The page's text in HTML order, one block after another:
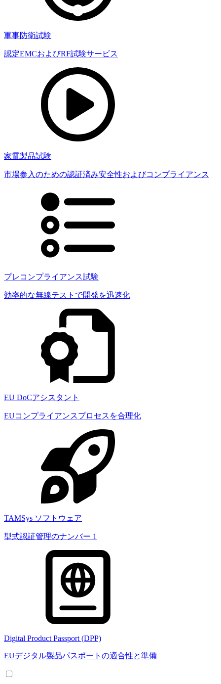
軍事防衛試験
認定EMCおよびRF試験サービス
家電製品試験
市場参入のための認証済み安全性およびコンプライアンス
プレコンプライアンス試験
効率的な無線テストで開発を迅速化
EU DoCアシスタント
EUコンプライアンスプロセスを合理化
TAMSys ソフトウェア
型式認証管理のナンバー 1
Digital Product Passport (DPP)
EUデジタル製品パスポートの適合性と準備